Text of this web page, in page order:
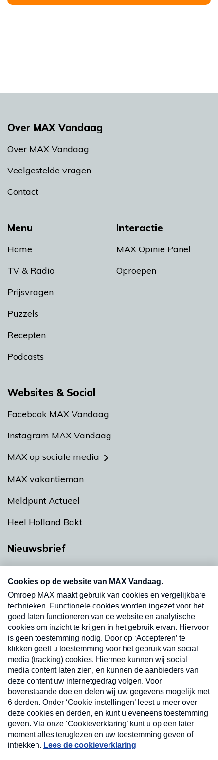
Menu
Home
TV & Radio
Prijsvragen
Puzzels
Recepten
Podcasts
Interactie
MAX Opinie Panel
Oproepen
Over MAX Vandaag
Over MAX Vandaag
Veelgestelde vragen
Contact
Websites & Social
Facebook MAX Vandaag
Instagram MAX Vandaag
MAX op sociale media
MAX vakantieman
Meldpunt Actueel
Heel Holland Bakt
Nieuwsbrief
nieuwsbrief. Elke vrijdag- en dinsdagochtend in
uw mailbox.
Verzend
Nieuwsbrief
Neem hier een gratis abonnement op onze
nieuwsbrief. Elke vrijdag- en dinsdagochtend in uw